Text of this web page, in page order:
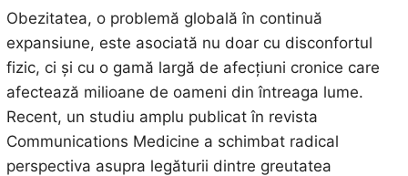
Obezitatea, o problemă globală în continuă
expansiune, este asociată nu doar cu disconfortul
fizic, ci și cu o gamă largă de afecțiuni cronice care
afectează milioane de oameni din întreaga lume.
Recent, un studiu amplu publicat în revista
Communications Medicine a schimbat radical
perspectiva asupra legăturii dintre greutatea